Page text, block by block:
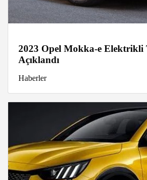
2023 Opel Mokka-e Elektrikli
Açıklandı
Haberler